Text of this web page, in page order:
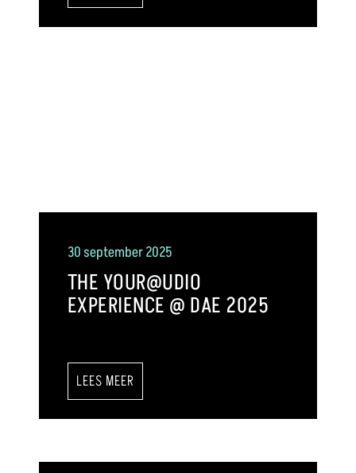
30 september 2025
THE YOUR@UDIO
EXPERIENCE @ DAE 2025
LEES MEER